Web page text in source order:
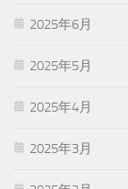
2025年6月
2025年5月
2025年4月
2025年3月